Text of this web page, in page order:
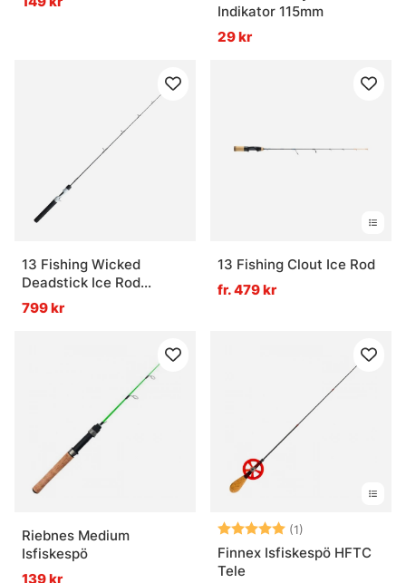
Indikator 115mm
29 kr
13 Fishing Wicked
Deadstick Ice Rod
Baitcast 47''/120cm MH
799 kr
13 Fishing Clout Ice Rod
fr. 479 kr
Riebnes Medium
Isfiskespö
139 kr
Betyg: (1)
Finnex Isfiskespö HFTC
Tele